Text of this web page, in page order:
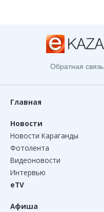
Обратная связь
Главная
Новости
Новости Караганды
Фотолента
Видеоновости
Интервью
eTV
Афиша